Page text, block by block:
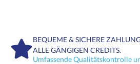
BEQUEME & SICHERE
ALLE GÄNGIGEN CREDITS.
Umfassende Qualitätskontrolle